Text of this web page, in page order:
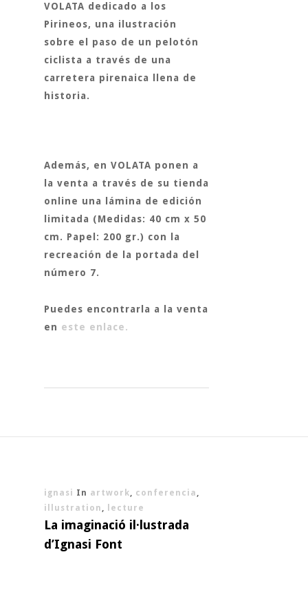
VOLATA dedicado a los
Pirineos, una ilustración
sobre el paso de un pelotón
ciclista a través de una
carretera pirenaica llena de
historia.
Además, en VOLATA ponen a
la venta a través de su tienda
online una lámina de edición
limitada (Medidas: 40 cm x 50
cm. Papel: 200 gr.) con la
recreación de la portada del
número 7.
Puedes encontrarla a la venta
en este enlace.
ignasi In artwork, conferencia ,
illustration , lecture
La imaginació il·lustrada
d’Ignasi Font